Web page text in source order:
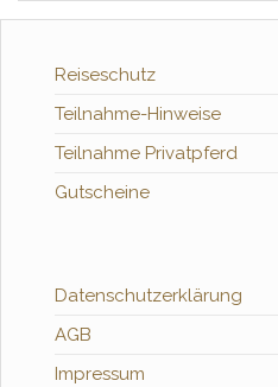
Reiseschutz
Teilnahme-Hinweise
Teilnahme Privatpferd
Gutscheine
Datenschutzerklärung
AGB
Impressum